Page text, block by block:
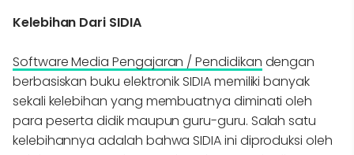
Kelebihan Dari SIDIA
Software Media Pengajaran / Pendidikan dengan
berbasiskan buku elektronik SIDIA memiliki banyak
sekali kelebihan yang membuatnya diminati oleh
para peserta didik maupun guru-guru. Salah satu
kelebihannya adalah bahwa SIDIA ini diproduksi oleh